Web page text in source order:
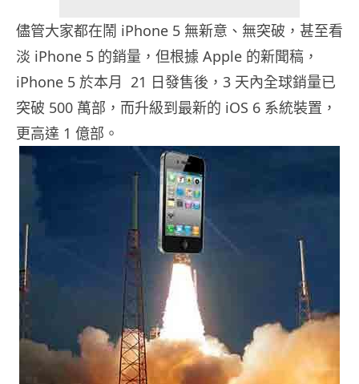
儘管大家都在鬧 iPhone 5 無新意、無突破，甚至看
淡 iPhone 5 的銷量，但根據 Apple 的新聞稿，
iPhone 5 於本月 21 日發售後，3 天內全球銷量已
突破 500 萬部，而升級到最新的 iOS 6 系統裝置，
更高達 1 億部。